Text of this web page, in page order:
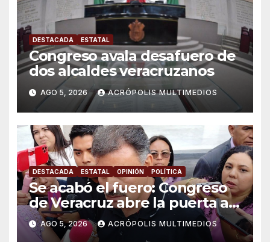
DESTACADA ESTATAL
Congreso avala desafuero de
dos alcaldes veracruzanos
AGO 5, 2026 ACRÓPOLIS MULTIMEDIOS
DESTACADA ESTATAL OPINIÓN POLÍTICA
Se acabó el fuero: Congreso
de Veracruz abre la puerta a
proceso penal contra alcalde
de Úrsulo Galván
AGO 5, 2026 ACRÓPOLIS MULTIMEDIOS